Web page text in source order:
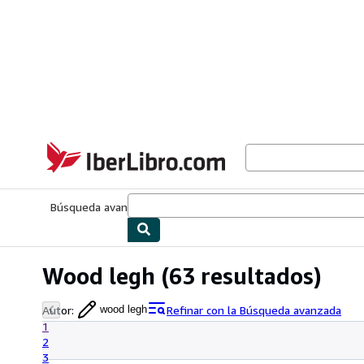
IberLibro.com
Búsqueda avanzada
Wood legh (63 resultados)
Autor: wood legh
Refinar con la Búsqueda avanzada
1
2
3